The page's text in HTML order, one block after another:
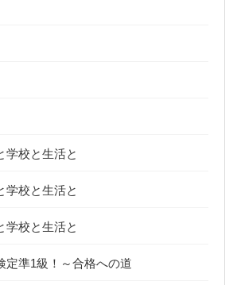
学校と生活と
学校と生活と
学校と生活と
定準1級！～合格への道